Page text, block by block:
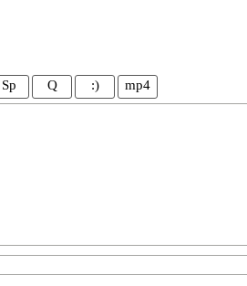
Sp Q :) mp4